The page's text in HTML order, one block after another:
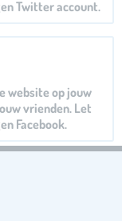
Twitter account.
website op jouw
vrienden. Let
Facebook.